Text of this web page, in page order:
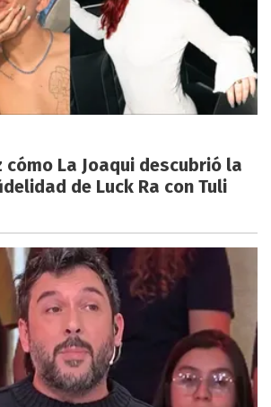
La Joaqui descubrió la
de Luck Ra con Tuli